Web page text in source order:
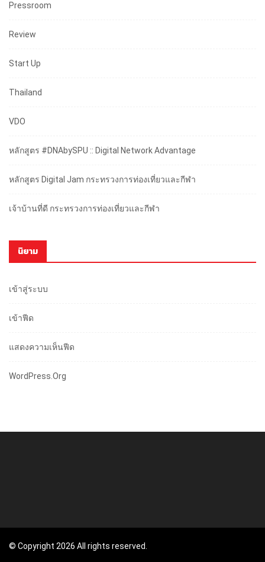
Pressroom
Review
Start Up
Thailand
VDO
หลักสูตร #DNAbySPU :: Digital Network Advantage
หลักสูตร Digital Jam กระทรวงการท่องเที่ยวและกีฬา
เจ้าบ้านที่ดี กระทรวงการท่องเที่ยวและกีฬา
นิยาม
เข้าสู่ระบบ
เข้าฟีด
แสดงความเห็นฟีด
WordPress.org
© Copyright 2026 All rights reserved.